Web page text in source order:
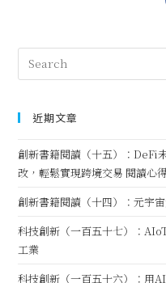
近期文章
創新書籍閱讀（十五）：DeFi
改，輕鬆實現跨境交易 閱讀心
創新書籍閱讀（十四）：元宇
科技創新（一百五十七）：
工業
科技創新（一百五十六）：用